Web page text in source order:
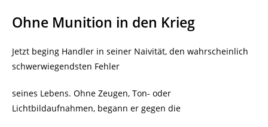
Ohne Munition in den Krieg
Jetzt beging Handler in seiner Naivität, den wahrscheinlich
schwerwiegendsten Fehler
seines Lebens. Ohne Zeugen, Ton- oder
Lichtbildaufnahmen, begann er gegen die